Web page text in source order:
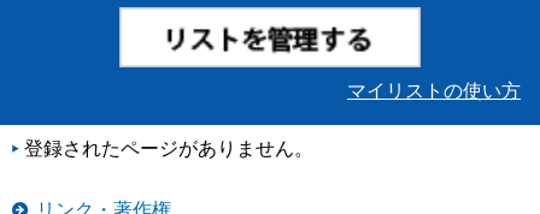
マイリストの使い方
登録されたページがありません。
リンク・著作権